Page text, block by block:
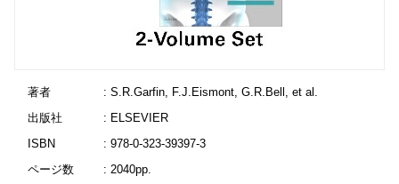
著者
: S.R.Garfin, F.J.Eismont, G.R.Bell, et al.
出版社
: ELSEVIER
ISBN
: 978-0-323-39397-3
ページ数
: 2040pp.